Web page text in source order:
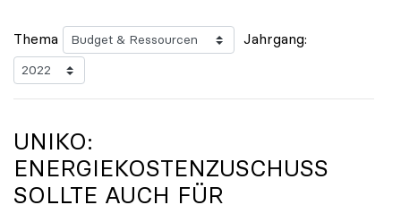
Thema Jahrgang:
UNIKO:
ENERGIEKOSTENZUSCHUSS
SOLLTE AUCH FÜR